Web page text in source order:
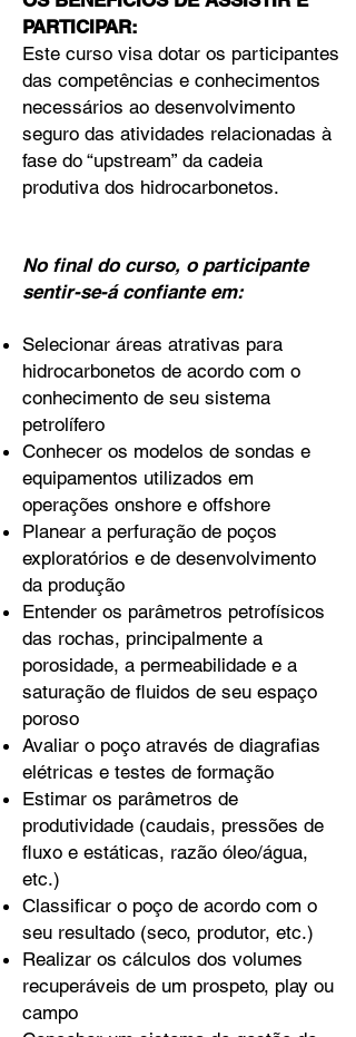
PARTICIPAR:
Este curso visa dotar os participantes
das competências e conhecimentos
necessários ao desenvolvimento
seguro das atividades relacionadas à
fase do “upstream” da cadeia
produtiva dos hidrocarbonetos.
No final do curso, o participante
sentir-se-á confiante em:
Selecionar áreas atrativas para
hidrocarbonetos de acordo com o
conhecimento de seu sistema
petrolífero
Conhecer os modelos de sondas e
equipamentos utilizados em
operações onshore e offshore
Planear a perfuração de poços
exploratórios e de desenvolvimento
da produção
Entender os parâmetros petrofísicos
das rochas, principalmente a
porosidade, a permeabilidade e a
saturação de fluidos de seu espaço
poroso
Avaliar o poço através de diagrafias
elétricas e testes de formação
Estimar os parâmetros de
produtividade (caudais, pressões de
fluxo e estáticas, razão óleo/água,
etc.)
Classificar o poço de acordo com o
seu resultado (seco, produtor, etc.)
Realizar os cálculos dos volumes
recuperáveis de um prospeto, play ou
campo